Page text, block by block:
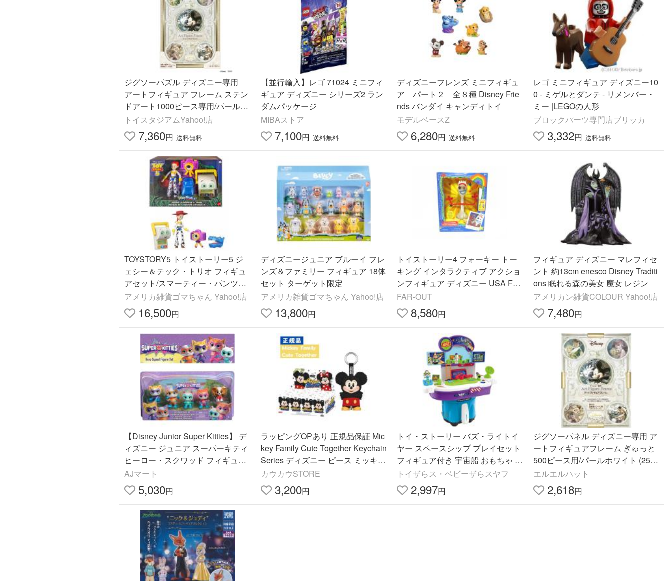
ジグソーパズル ディズニー専用
アートフィギュア フレーム ステン
ドアート1000ピース専用/パールホ
ワイト 送料無料 ラッピング不
可
トイスタジアムYahoo!店
7,360円 送料無料
【並行輸入】レゴ 71024 ミニフィ
ギュア ディズニー シリーズ2 ラン
ダムパッケージ
MIBAストア
7,100円 送料無料
ディズニーフレンズ ミニフィギュ
ア パート２ 全８種 Disney Frie
nds バンダイ キャンディトイ
モデルベースZ
6,280円 送料無料
レゴ ミニフィギュア ディズニー10
0 - ミゲルとダンテ - リメンバー・
ミー |LEGOの人形
ブロックパーツ専門店ブリッカ
3,332円 送料無料
TOYSTORY5 トイストーリー5 ジ
ェシー＆テック・トリオ フィギュ
アセット/スマーティー・パンツ、
アトラス、スナッピー/USディズニ
ーストア版
アメリカ雑貨ゴマちゃん Yahoo!店
16,500円
ディズニージュニア ブルーイ フレ
ンズ＆ファミリー フィギュア 18体
セット ターゲット限定
アメリカ雑貨ゴマちゃん Yahoo!店
13,800円
トイストーリー4 フォーキー トー
キング インタラクティブ アクショ
ンフィギュア ディズニー USA For
ky Interactive Talking Action Figure
FAR-OUT
8,580円
フィギュア ディズニー マレフィセ
ント 約13cm enesco Disney Traditi
ons 眠れる森の美女 魔女 レジン
アメリカン雑貨COLOUR Yahoo!店
7,480円
【Disney Junior Super Kitties】 デ
ィズニー ジュニア スーパーキティ
ヒーロー・スクワッド フィギュア
5点セット/おもちゃ/Just Play/スー
パー キティ
AJマート
5,030円
ラッピングOPあり 正規品保証 Mic
key Family Cute Together Keychain
Series ディズニー ピース ミッキー
フィギュア キーホルダー POP MA
RT ポップマート
カウカウSTORE
3,200円
トイ・ストーリー バズ・ライトイ
ヤー スペースシップ プレイセット
フィギュア付き 宇宙船 おもちゃ デ
ィズニー ピクサー ごっこ遊び キッ
ズ 子供用
トイザらス・ベビーザらスヤフ
2,997円
ジグソーパネル ディズニー専用 ア
ートフィギュアフレーム ぎゅっと
500ピース用/パールホワイト (25×3
6cm)【テンヨー】【パズルフレー
ム】
エルエルハット
2,618円